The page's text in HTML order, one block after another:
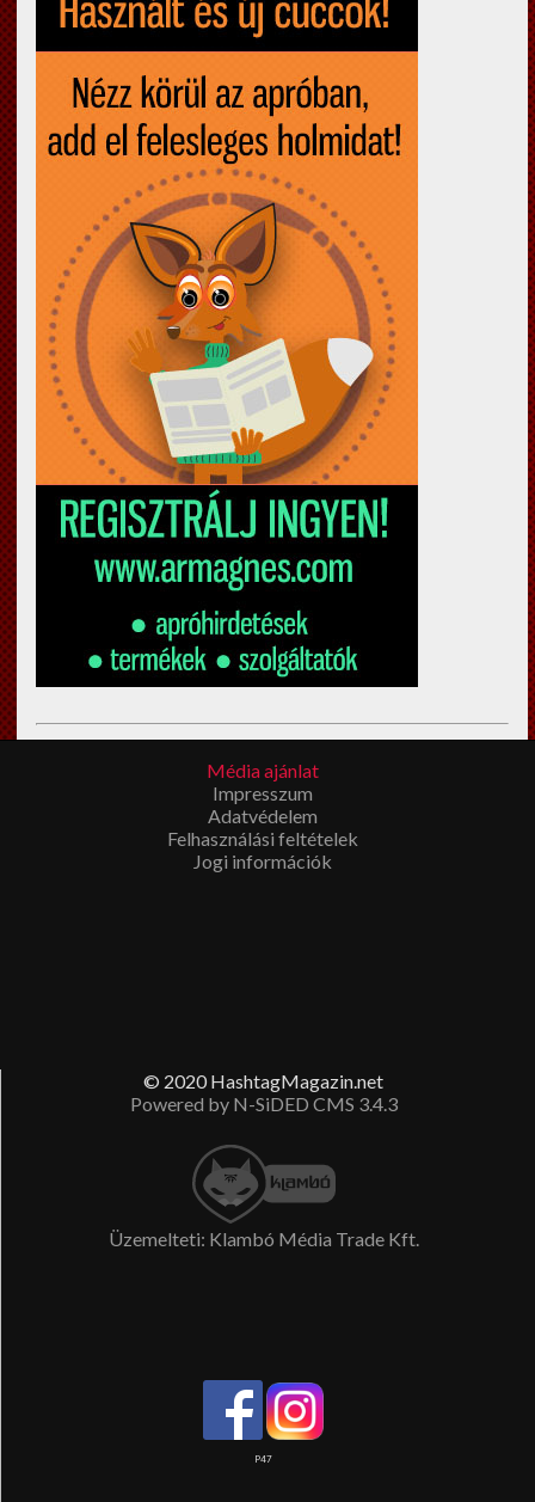
Esküvői filmkészítés Budapesten? Megíbzható,
esküvői videóst keres? Látogasson el a fenti
Média ajánlat
Impresszum
Adatvédelem
Felhasználási feltételek
Jogi információk
© 2020 HashtagMagazin.net
Powered by N-SiDED CMS 3.4.3
Üzemelteti: Klambó Média Trade Kft.
P47